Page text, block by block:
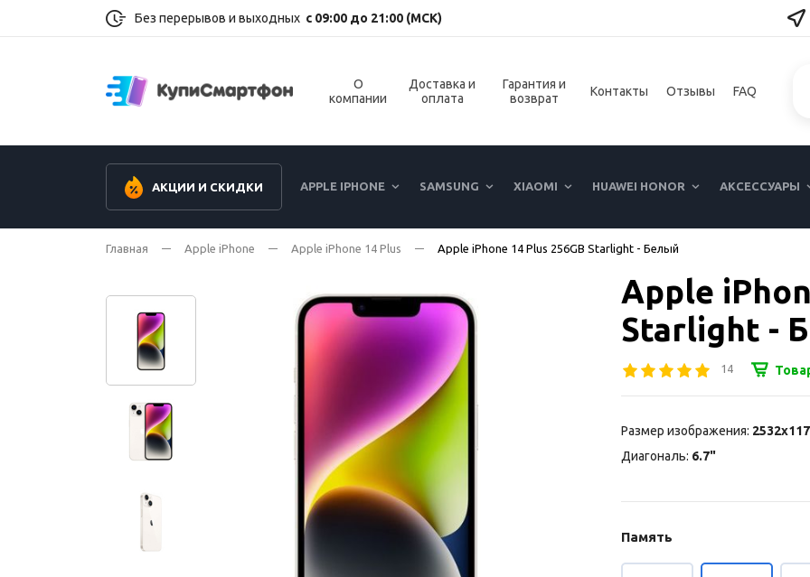
Без перерывов и выходных с 09:00 до 21:00 (МСК)
О
компании
Доставка и
оплата
Гарантия и
возврат
Контакты Отзывы FAQ
АКЦИИ И СКИДКИ APPLE IPHONE SAMSUNG XIAOMI HUAWEI HONOR АКСЕССУАРЫ
Главная Apple iPhone Apple iPhone 14 Plus Apple iPhone 14 Plus 256GB Starlight - Белый
Apple
Starlight -
14
Размер изображения:
Диагональ: 6.7"
Память